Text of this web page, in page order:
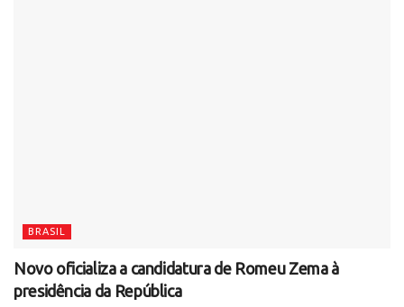
BRASIL
Novo oficializa a candidatura de Romeu Zema à
presidência da República